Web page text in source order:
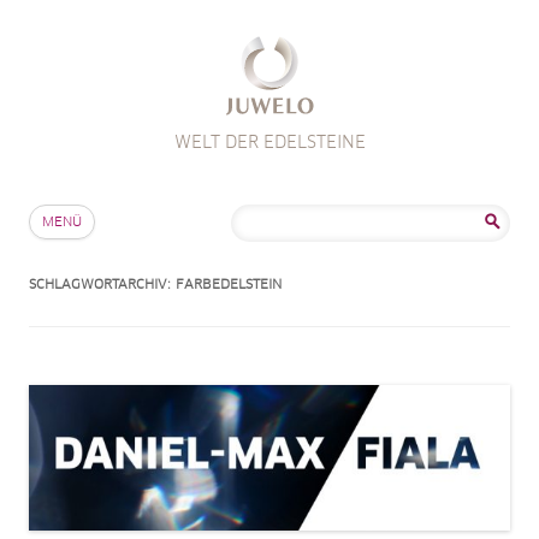
WELT DER EDELSTEINE
MENÜ
SCHLAGWORTARCHIV: FARBEDELSTEIN